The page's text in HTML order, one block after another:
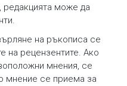
редакцията може да
на ръкописа се
на рецензентите. Ако
мнения, се
мнение се приема за